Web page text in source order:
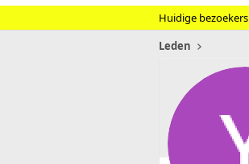
Huidige bezoekers
Leden